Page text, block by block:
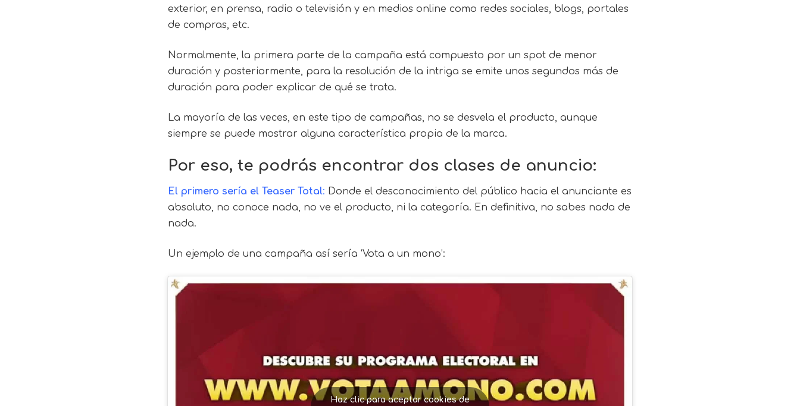
exterior, en prensa, radio o televisión y en medios online como redes sociales, blogs, portales
de compras, etc.
Normalmente, la primera parte de la campaña está compuesto por un spot de menor
duración y posteriormente, para la resolución de la intriga se emite unos segundos más de
duración para poder explicar de qué se trata.
La mayoría de las veces, en este tipo de campañas, no se desvela el producto, aunque
siempre se puede mostrar alguna característica propia de la marca.
Por eso, te podrás encontrar dos clases de anuncio:
El primero sería el Teaser Total: Donde el desconocimiento del público hacia el anunciante es
absoluto, no conoce nada, no ve el producto, ni la categoría. En definitiva, no sabes nada de
nada.
Un ejemplo de una campaña así sería ‘Vota a un mono’:
Haz clic para aceptar cookies de